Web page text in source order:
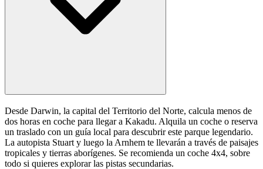
Desde Darwin, la capital del Territorio del Norte, calcula menos de
dos horas en coche para llegar a Kakadu. Alquila un coche o reserva
un traslado con un guía local para descubrir este parque legendario.
La autopista Stuart y luego la Arnhem te llevarán a través de paisajes
tropicales y tierras aborígenes. Se recomienda un coche 4x4, sobre
todo si quieres explorar las pistas secundarias.